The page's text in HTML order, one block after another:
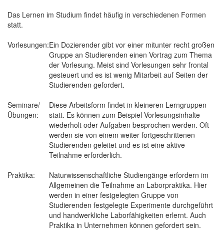
Das Lernen im Studium findet häufig in verschiedenen Formen
statt.
Vorlesungen:Ein Dozierender gibt vor einer mitunter recht großen
Gruppe an Studierenden einen Vortrag zum Thema
der Vorlesung. Meist sind Vorlesungen sehr frontal
gesteuert und es ist wenig Mitarbeit auf Seiten der
Studierenden gefordert.
Seminare/
Übungen:
Diese Arbeitsform findet in kleineren Lerngruppen
statt. Es können zum Beispiel Vorlesungsinhalte
wiederholt oder Aufgaben besprochen werden. Oft
werden sie von einem weiter fortgeschrittenen
Studierenden geleitet und es ist eine aktive
Teilnahme erforderlich.
Praktika:
Naturwissenschaftliche Studiengänge erfordern im
Allgemeinen die Teilnahme an Laborpraktika. Hier
werden in einer festgelegten Gruppe von
Studierenden festgelegte Experimente durchgeführt
und handwerkliche Laborfähigkeiten erlernt. Auch
Praktika in Unternehmen können gefordert sein.